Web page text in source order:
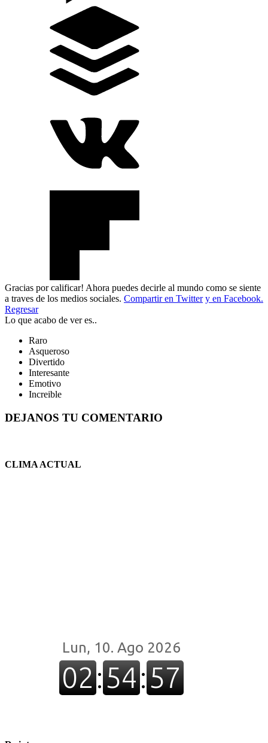
Gracias por calificar! Ahora puedes decirle al mundo como se siente
a traves de los medios sociales. Compartir en Twitter y en Facebook.
Regresar
Lo que acabo de ver es..
Raro
Asqueroso
Divertido
Interesante
Emotivo
Increible
DEJANOS TU COMENTARIO
CLIMA ACTUAL